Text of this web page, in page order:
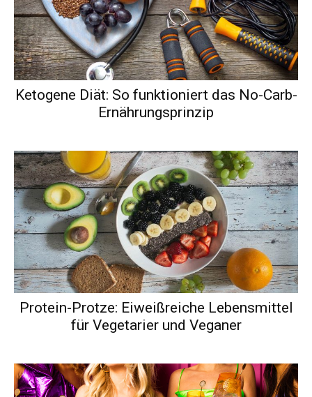
Ketogene Diät: So funktioniert das No-Carb-
Ernährungsprinzip
Protein-Protze: Eiweißreiche Lebensmittel
für Vegetarier und Veganer